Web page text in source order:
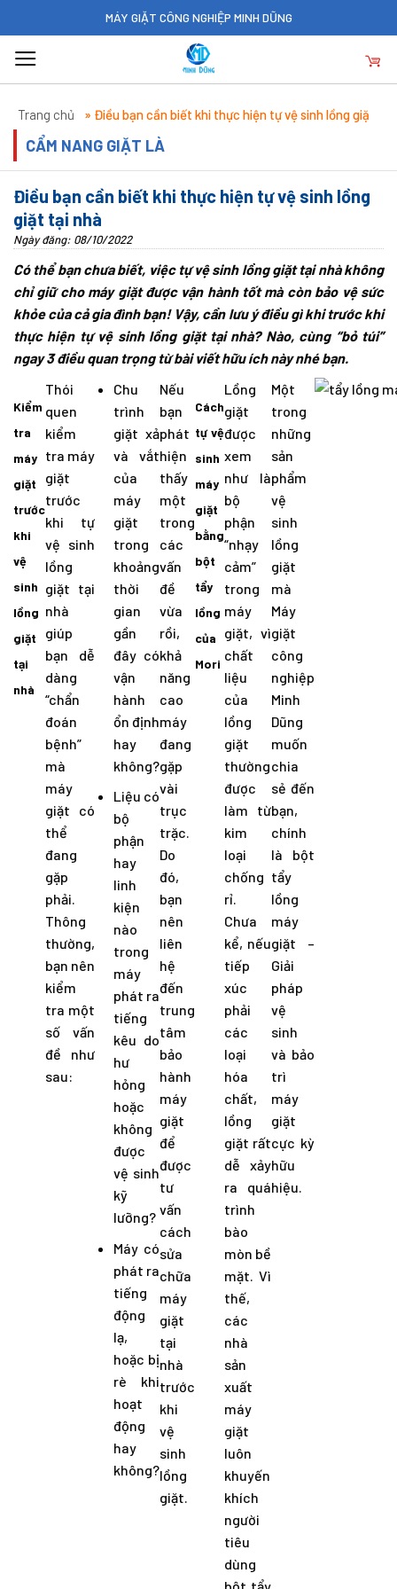
to
content
MÁY GIẶT CÔNG NGHIỆP MINH DŨNG
Trang chủ » Điều bạn cần biết khi thực hiện tự vệ sinh lồng giặt
tại nhà
CẨM NANG GIẶT LÀ
Điều bạn cần biết khi thực hiện tự vệ sinh lồng
giặt tại nhà
Ngày đăng: 08/10/2022
Có thể bạn chưa biết, việc tự vệ sinh lồng giặt tại nhà không
chỉ giữ cho máy giặt được vận hành tốt mà còn bảo vệ sức
khỏe của cả gia đình bạn! Vậy, cần lưu ý điều gì khi trước khi
thực hiện tự vệ sinh lồng giặt tại nhà? Nào, cùng “bỏ túi”
ngay 3 điều quan trọng từ bài viết hữu ích này nhé bạn.
Kiểm
tra
máy
giặt
trước
khi
vệ
sinh
lồng
giặt
tại
nhà
Thói
quen
kiểm
tra máy
giặt
trước
khi tự
vệ sinh
lồng
giặt tại
nhà
giúp
bạn dễ
dàng
“chẩn
đoán
bệnh”
mà
máy
giặt có
thể
đang
gặp
phải.
Thông
thường,
bạn nên
kiểm
tra một
số vấn
đề như
sau:
Chu
trình
giặt xả
và vắt
của
máy
giặt
trong
khoảng
thời
gian
gần
đây có
vận
hành
ổn định
hay
không?
Liệu có
bộ
phận
hay
linh
kiện
nào
trong
máy
phát ra
tiếng
kêu do
hư
hỏng
hoặc
không
được
vệ sinh
kỹ
lưỡng?
Máy có
phát ra
tiếng
động
lạ,
hoặc bị
rè khi
hoạt
động
hay
không?
Nếu
bạn
phát
hiện
thấy
một
trong
các
vấn
đề
vừa
rồi,
khả
năng
cao
máy
đang
gặp
vài
trục
trặc.
Do
đó,
bạn
nên
liên
hệ
đến
trung
tâm
bảo
hành
máy
giặt
để
được
tư
vấn
cách
sửa
chữa
máy
giặt
tại
nhà
trước
khi
vệ
sinh
lồng
giặt.
Cách
tự vệ
sinh
máy
giặt
bằng
bột
tẩy
lồng
của
Mori
Lồng
giặt
được
xem
như là
bộ
phận
“nhạy
cảm”
trong
máy
giặt, vì
chất
liệu
của
lồng
giặt
thường
được
làm từ
kim
loại
chống
rỉ.
Chưa
kể, nếu
tiếp
xúc
phải
các
loại
hóa
chất,
lồng
giặt rất
dễ xảy
ra quá
trình
bào
mòn bề
mặt. Vì
thế,
các
nhà
sản
xuất
máy
giặt
luôn
khuyến
khích
người
tiêu
dùng
Một
trong
những
sản
phẩm
vệ
sinh
lồng
giặt
mà
Máy
giặt
công
nghiệp
Minh
Dũng
muốn
chia
sẻ đến
bạn,
chính
là bột
tẩy
lồng
máy
giặt –
Giải
pháp
vệ
sinh
và bảo
trì
máy
giặt
cực kỳ
hữu
hiệu.